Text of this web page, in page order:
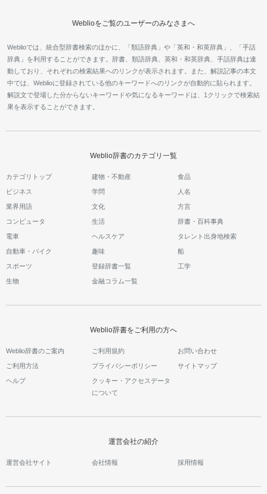
Weblioをご覧のユーザーのみなさまへ
Weblioでは、統合型辞書検索のほかに、「類語辞典」や「英和・和英辞典」、「手話
辞典」を利用することができます。辞書、類語辞典、英和・和英辞典、手話辞典は連
動しており、それぞれの検索結果へのリンクが表示されます。また、解説記事の本文
中では、Weblioに登録されている他のキーワードへのリンクが自動的に貼られます。
解説文で登場した分からないキーワードや気になるキーワードは、1クリックで検索結
果を表示することができます。
Weblio辞書のカテゴリ一覧
カテゴリトップ 建物・不動産 食品
ビジネス 学問 人名
業界用語 文化 方言
コンピュータ 生活 辞書・百科事典
電車 ヘルスケア タレント出身地検索
自動車・バイク 趣味 船
スポーツ 登録辞書一覧 工学
生物 金融コラム一覧
Weblio辞書をご利用の方へ
Weblio辞書のご案内 ご利用規約 お問い合わせ
ご利用方法 プライバシーポリシー サイトマップ
ヘルプ
クッキー・アクセスデータ
について
運営会社の紹介
運営会社サイト 会社情報 採用情報